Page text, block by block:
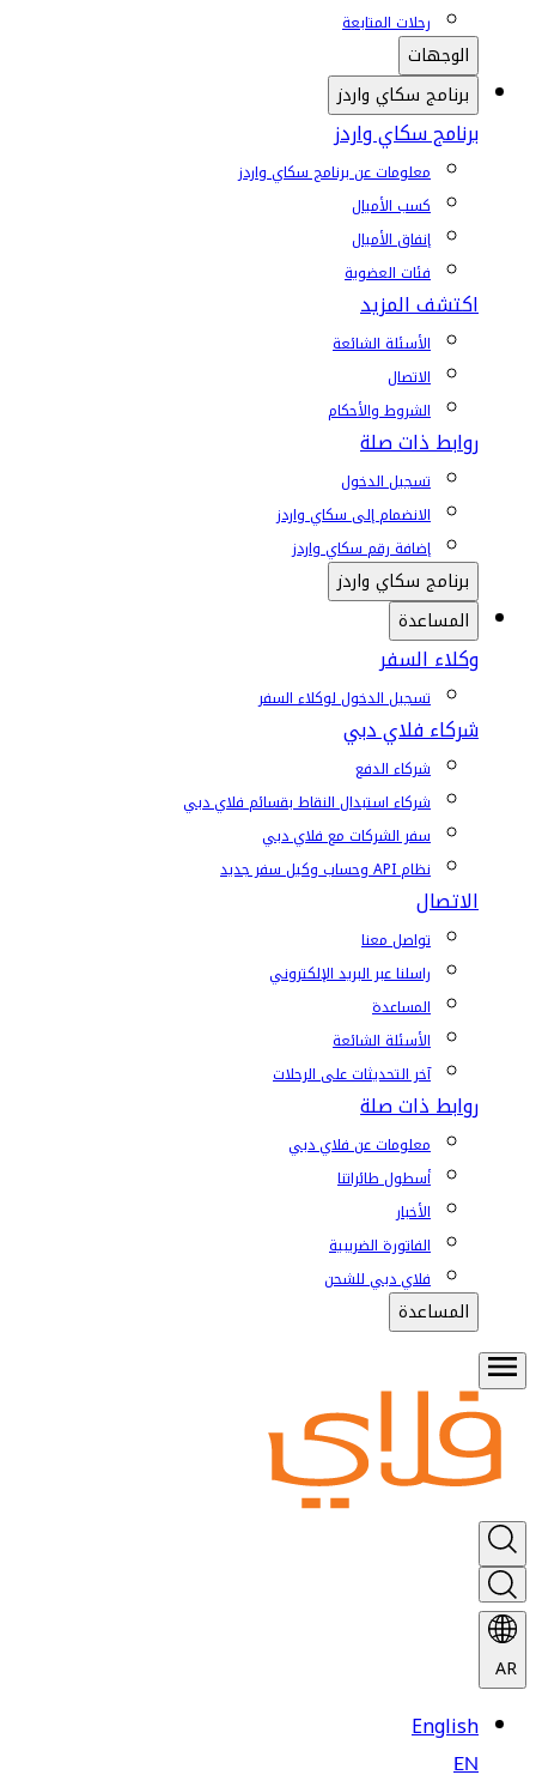
رحلات المتابعة
الوجهات
برنامج سكاي واردز
برنامج سكاي واردز
معلومات عن برنامج سكاي واردز
كسب الأميال
إنفاق الأميال
فئات العضوية
اكتشف المزيد
الأسئلة الشائعة
الاتصال
الشروط والأحكام
روابط ذات صلة
تسجيل الدخول
الانضمام إلى سكاي واردز
إضافة رقم سكاي واردز
برنامج سكاي واردز
المساعدة
وكلاء السفر
تسجيل الدخول لوكلاء السفر
شركاء فلاي دبي
شركاء الدفع
شركاء استبدال النقاط بقسائم فلاي دبي
سفر الشركات مع فلاي دبي
نظام API وحساب وكيل سفر جديد
الاتصال
تواصل معنا
راسلنا عبر البريد الإلكتروني
المساعدة
الأسئلة الشائعة
آخر التحديثات على الرحلات
روابط ذات صلة
معلومات عن فلاي دبي
أسطول طائراتنا
الأخبار
الفاتورة الضريبية
فلاي دبي للشحن
المساعدة
AR
English
EN